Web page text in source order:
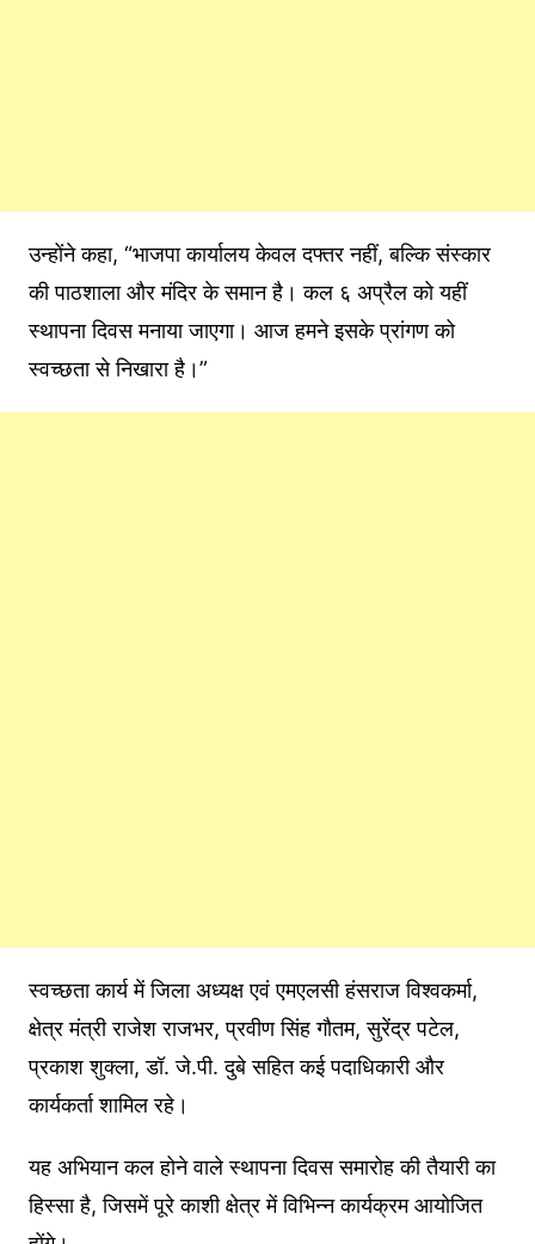
उन्होंने कहा, “भाजपा कार्यालय केवल दफ्तर नहीं, बल्कि संस्कार
की पाठशाला और मंदिर के समान है। कल ६ अप्रैल को यहीं
स्थापना दिवस मनाया जाएगा। आज हमने इसके प्रांगण को
स्वच्छता से निखारा है।”
स्वच्छता कार्य में जिला अध्यक्ष एवं एमएलसी हंसराज विश्वकर्मा,
क्षेत्र मंत्री राजेश राजभर, प्रवीण सिंह गौतम, सुरेंद्र पटेल,
प्रकाश शुक्ला, डॉ. जे.पी. दुबे सहित कई पदाधिकारी और
कार्यकर्ता शामिल रहे।
यह अभियान कल होने वाले स्थापना दिवस समारोह की तैयारी का
हिस्सा है, जिसमें पूरे काशी क्षेत्र में विभिन्न कार्यक्रम आयोजित